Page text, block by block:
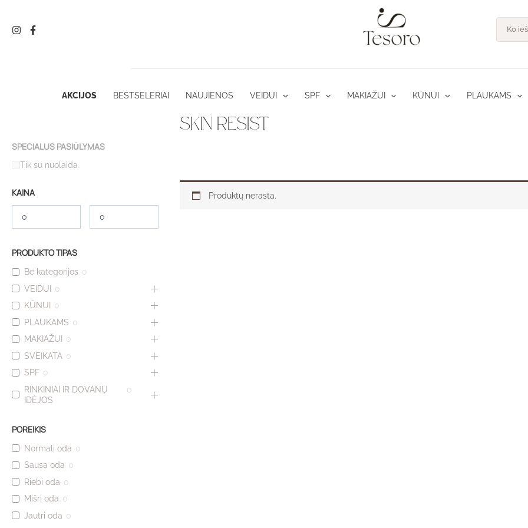
turinio
search
AKCIJOS BESTSELERIAI NAUJIENOS VEIDUI SPF MAKIAŽUI KŪNUI PLAUKAMS
SPECIALUS PASIŪLYMAS
Tik su nuolaida
KAINA
PRODUKTO TIPAS
Be kategorijos 0
VEIDUI 0
KŪNUI
0
PLAUKAMS 0
MAKIAŽUI
0
SVEIKATA 0
SPF 0
RINKINIAI IR DOVANŲ
IDĖJOS
0
POREIKIS
Normali oda 0
Sausa oda 0
Riebi oda 0
Mišri oda 0
Jautri oda 0
SKIN RESIST
Produktų nerasta.